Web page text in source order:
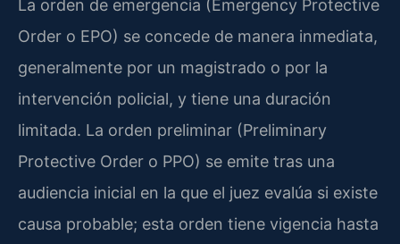
La orden de emergencia (Emergency Protective
Order o EPO) se concede de manera inmediata,
generalmente por un magistrado o por la
intervención policial, y tiene una duración
limitada. La orden preliminar (Preliminary
Protective Order o PPO) se emite tras una
audiencia inicial en la que el juez evalúa si existe
causa probable; esta orden tiene vigencia hasta